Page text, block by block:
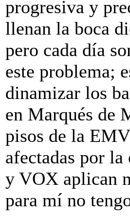
progresiva y
llenan la boca
pero cada día
este problema;
dinamizar los
en Marqués de
pisos de la
afectadas por
y VOX aplican
para mí no